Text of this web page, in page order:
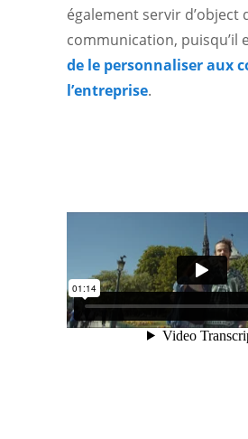
également servir d’object
communication, puisqu’il
de le personnaliser aux
l’entreprise.